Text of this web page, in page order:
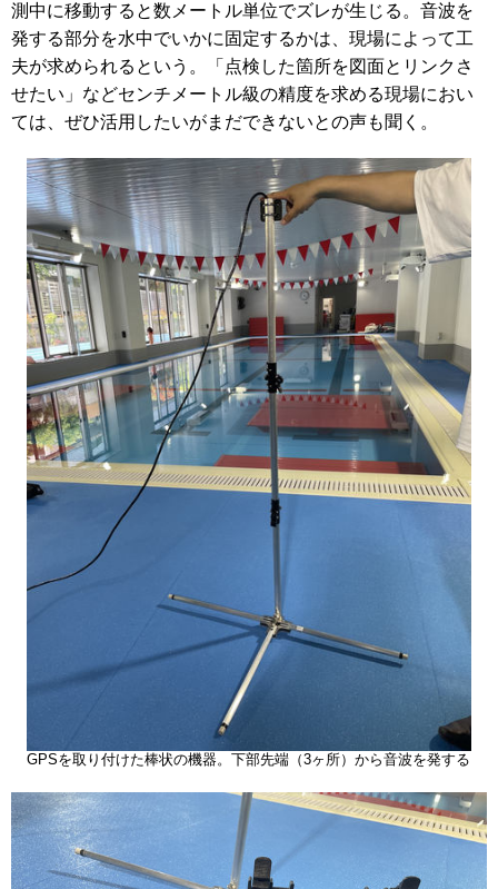
測中に移動すると数メートル単位でズレが生じる。音波を
発する部分を水中でいかに固定するかは、現場によって工
夫が求められるという。「点検した箇所を図面とリンクさ
せたい」などセンチメートル級の精度を求める現場におい
ては、ぜひ活用したいがまだできないとの声も聞く。
GPSを取り付けた棒状の機器。下部先端（3ヶ所）から音波を発する